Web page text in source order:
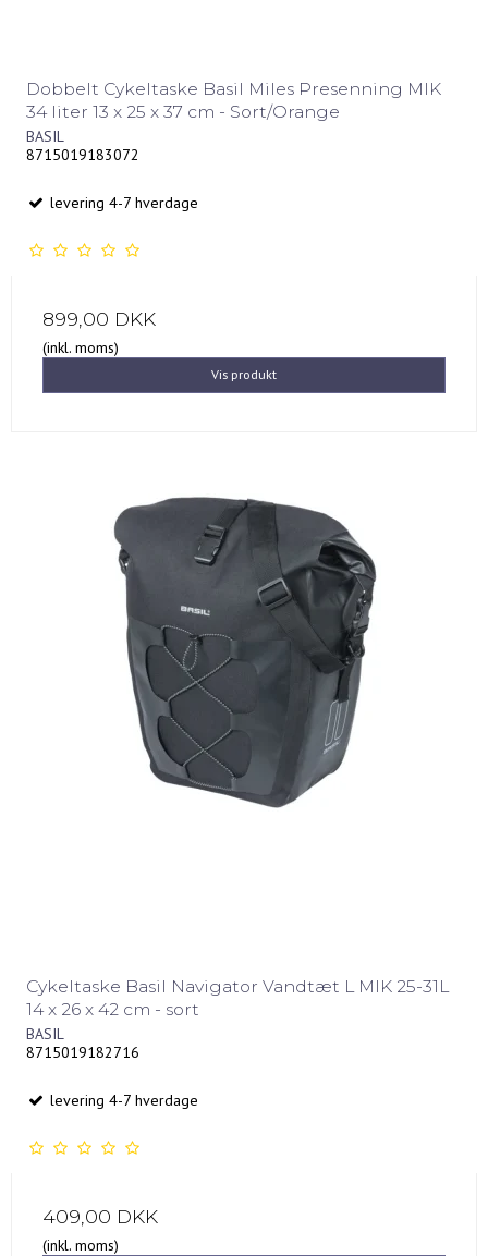
Dobbelt Cykeltaske Basil Miles Presenning MIK
34 liter 13 x 25 x 37 cm - Sort/Orange
BASIL
8715019183072
levering 4-7 hverdage
899,00 DKK
(inkl. moms)
Vis produkt
Cykeltaske Basil Navigator Vandtæt L MIK 25-31L
14 x 26 x 42 cm - sort
BASIL
8715019182716
levering 4-7 hverdage
409,00 DKK
(inkl. moms)